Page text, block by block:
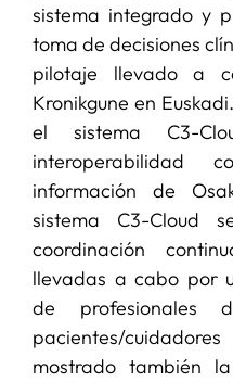
sistema integrado y
toma de decisiones
pilotaje llevado a
Kronikgune en
el sistema C3-
interoperabilidad
información de
sistema C3-Cloud
coordinación
llevadas a cabo por
de
pacientes/
mostrado también